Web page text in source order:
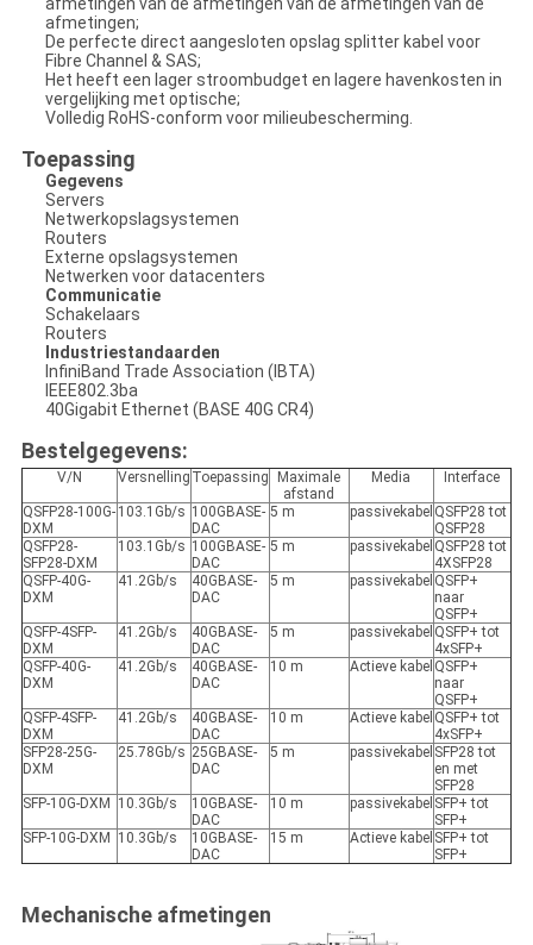
afmetingen van de afmetingen van de afmetingen van de
afmetingen;
De perfecte direct aangesloten opslag splitter kabel voor
Fibre Channel & SAS;
Het heeft een lager stroombudget en lagere havenkosten in
vergelijking met optische;
Volledig RoHS-conform voor milieubescherming.
Toepassing
Gegevens
Servers
Netwerkopslagsystemen
Routers
Externe opslagsystemen
Netwerken voor datacenters
Communicatie
Schakelaars
Routers
Industriestandaarden
InfiniBand Trade Association (IBTA)
IEEE802.3ba
40Gigabit Ethernet (BASE 40G CR4)
Bestelgegevens:
V/N Versnelling Toepassing
Maximale
afstand
Media Interface
QSFP28-100G-
DXM
103.1Gb/s 100GBASE-
DAC
5 m passivekabel QSFP28 tot
QSFP28
QSFP28-
SFP28-DXM
103.1Gb/s 100GBASE-
DAC
5 m passivekabel QSFP28 tot
4XSFP28
QSFP-40G-
DXM
41.2Gb/s
40GBASE-
DAC
5 m passivekabel QSFP+
naar
QSFP+
QSFP-4SFP-
DXM
41.2Gb/s
40GBASE-
DAC
5 m passivekabel QSFP+ tot
4xSFP+
QSFP-40G-
DXM
41.2Gb/s
40GBASE-
DAC
10 m Actieve kabel QSFP+
naar
QSFP+
QSFP-4SFP-
DXM
41.2Gb/s
40GBASE-
DAC
10 m Actieve kabel QSFP+ tot
4xSFP+
SFP28-25G-
DXM
25.78Gb/s 25GBASE-
DAC
5 m passivekabel SFP28 tot
en met
SFP28
SFP-10G-DXM
10.3Gb/s
10GBASE-
DAC
10 m passivekabel SFP+ tot
SFP+
SFP-10G-DXM
10.3Gb/s
10GBASE-
DAC
15 m Actieve kabel SFP+ tot
SFP+
Mechanische afmetingen